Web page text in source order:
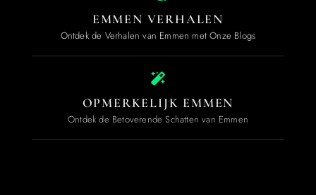
EMMEN VERHALEN
Ontdek de Verhalen van Emmen met Onze Blogs
OPMERKELIJK EMMEN
Ontdek de Betoverende Schatten van Emmen